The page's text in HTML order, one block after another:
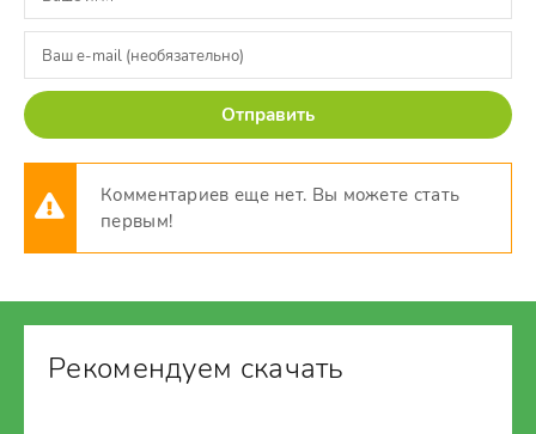
Отправить
Комментариев еще нет. Вы можете стать
первым!
Рекомендуем скачать